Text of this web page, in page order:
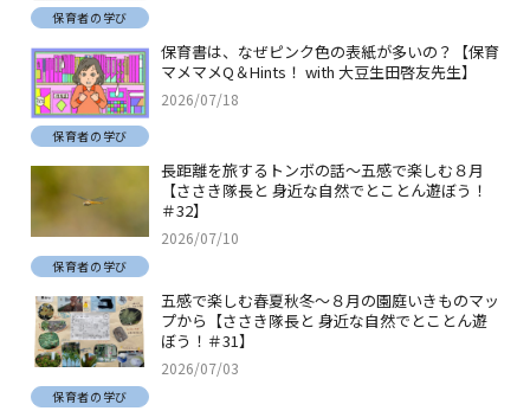
保育者の学び
保育書は、なぜピンク色の表紙が多いの？【保育
マメマメQ＆Hints！ with 大豆生田啓友先生】
2026/07/18
保育者の学び
長距離を旅するトンボの話～五感で楽しむ８月
【ささき隊長と 身近な自然でとことん遊ぼう！
＃32】
2026/07/10
保育者の学び
五感で楽しむ春夏秋冬～８月の園庭いきものマッ
プから【ささき隊長と 身近な自然でとことん遊
ぼう！＃31】
2026/07/03
保育者の学び